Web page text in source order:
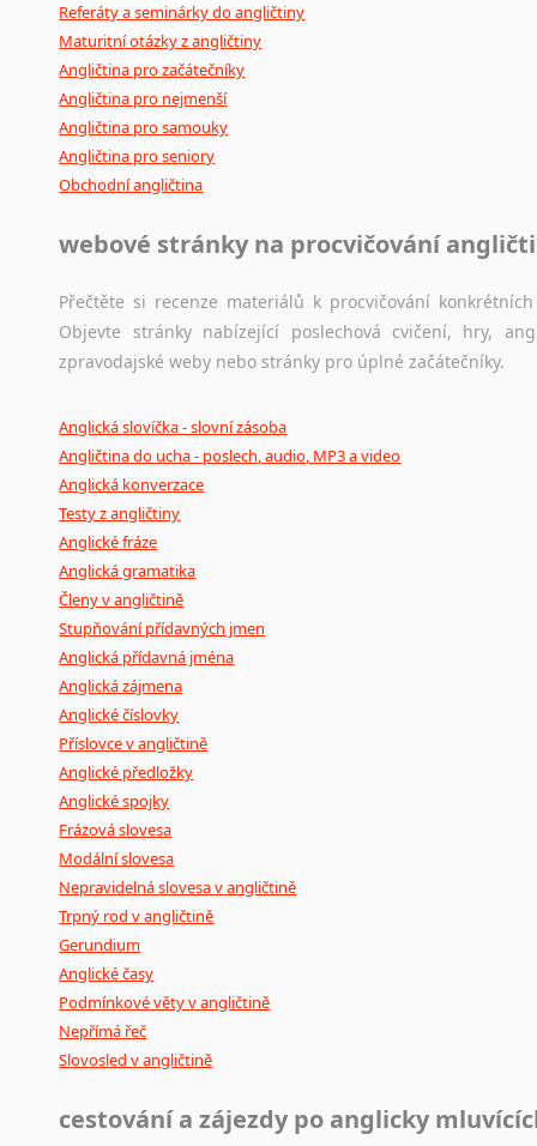
Referáty a seminárky do angličtiny
Maturitní otázky z angličtiny
Angličtina pro začátečníky
Angličtina pro nejmenší
Angličtina pro samouky
Angličtina pro seniory
Obchodní angličtina
webové stránky na procvičování
Přečtěte si recenze materiálů k procvičování
Objevte stránky nabízející poslechová cvičení, hry,
zpravodajské weby nebo stránky pro úplné začátečníky.
Anglická slovíčka - slovní zásoba
Angličtina do ucha - poslech, audio, MP3 a video
Anglická konverzace
Testy z angličtiny
Anglické fráze
Anglická gramatika
Členy v angličtině
Stupňování přídavných jmen
Anglická přídavná jména
Anglická zájmena
Anglické číslovky
Příslovce v angličtině
Anglické předložky
Anglické spojky
Frázová slovesa
Modální slovesa
Nepravidelná slovesa v angličtině
Trpný rod v angličtině
Gerundium
Anglické časy
Podmínkové věty v angličtině
Nepřímá řeč
Slovosled v angličtině
cestování a zájezdy po anglicky